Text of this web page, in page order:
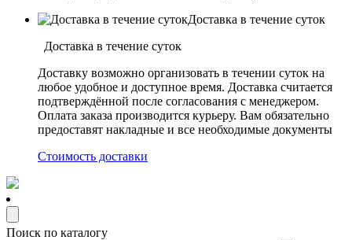
Доставка в течение суток
Доставка в течение суток
Доставку возможно организовать в течении суток на
любое удобное и доступное время. Доставка считается
подтверждённой после согласования с менеджером.
Оплата заказа производится курьеру. Вам обязательно
предоставят накладные и все необходимые документы
Стоимость доставки
Поиск по каталогу